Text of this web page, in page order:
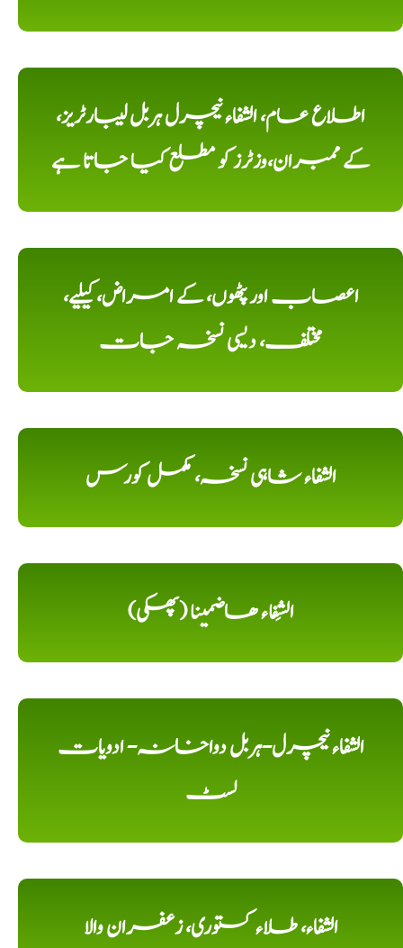
اطلاع عام، الشفاء نیچرل ہربل لیبارٹریز،
کے ممبران،وزٹرز کو مطلع کیا جاتا ہے
اعصاب اور پٹھوں، کے امراض، کیلیے،
مختلف، دیسی نسخہ جات
الشفاء شاہی نسخہ، مکمل کورس
الشِفاء ھاضمینا (پھکی)
الشفاء نیچرل-ہربل دواخانہ- ادویات
لسٹ
الشفاء، طلاء کستوری، زعفران والا